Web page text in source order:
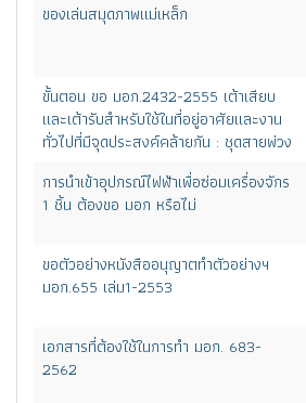
ของเล่นสมุดภาพแม่เหล็ก
ขั้นตอน ขอ มอก.2432-2555 เต้าเสียบ
และเต้ารับสำหรับใช้ในที่อยู่อาศัยและงาน
ทั่วไปที่มีจุดประสงค์คล้ายกัน : ชุดสายพ่วง
การนำเข้าอุปกรณ์ไฟฟ้าเพื่อซ่อมเครื่องจักร
1 ชิ้น ต้องขอ มอก หรือไม่
ขอตัวอย่างหนังสืออนุญาตทำตัวอย่างฯ
มอก.655 เล่ม1-2553
เอกสารที่ต้องใช้ในการทำ มอก. 683-
2562